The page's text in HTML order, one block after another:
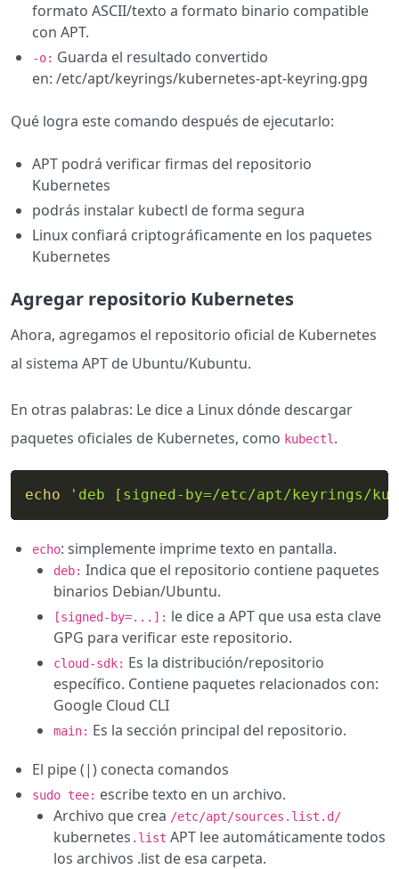
formato ASCII/texto a formato binario compatible
con APT.
-o: Guarda el resultado convertido
en: /etc/apt/keyrings/kubernetes-apt-keyring.gpg
Qué logra este comando después de ejecutarlo:
APT podrá verificar firmas del repositorio
Kubernetes
podrás instalar kubectl de forma segura
Linux confiará criptográficamente en los paquetes
Kubernetes
Agregar repositorio Kubernetes
Ahora, agregamos el repositorio oficial de Kubernetes
al sistema APT de Ubuntu/Kubuntu.
En otras palabras: Le dice a Linux dónde descargar
paquetes oficiales de Kubernetes, como kubectl .
echo 'deb [signed-by=/etc/apt/keyrings/
echo: simplemente imprime texto en pantalla.
deb: Indica que el repositorio contiene paquetes
binarios Debian/Ubuntu.
[signed-by=...]: le dice a APT que usa esta clave
GPG para verificar este repositorio.
cloud-sdk: Es la distribución/repositorio
específico. Contiene paquetes relacionados con:
Google Cloud CLI
main: Es la sección principal del repositorio.
El pipe (|) conecta comandos
sudo tee: escribe texto en un archivo.
Archivo que crea /etc/apt/sources.list.d/
kubernetes .list APT lee automáticamente todos
los archivos .list de esa carpeta.